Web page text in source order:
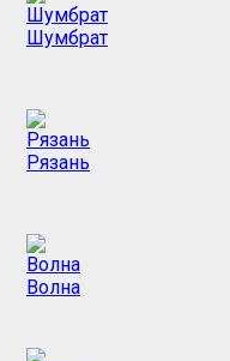
Шумбрат
Рязань
Волна